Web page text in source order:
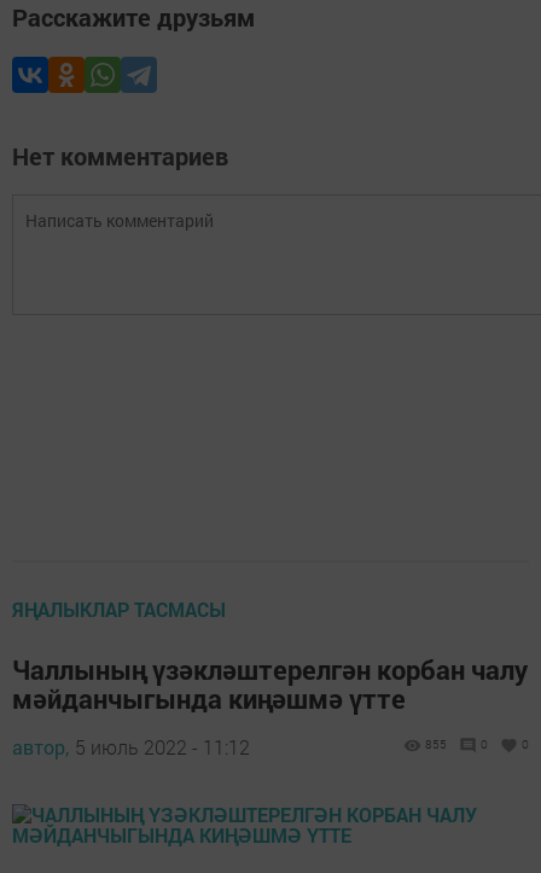
Расскажите друзьям
Нет комментариев
ЯҢАЛЫКЛАР ТАСМАСЫ
Чаллының үзәкләштерелгән корбан чалу
мәйданчыгында киңәшмә үтте
автор, 5 июль 2022 - 11:12 855 0 0